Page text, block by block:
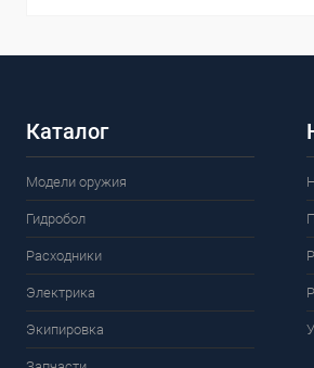
Каталог
Модели оружия
Гидробол
Расходники
Электрика
Экипировка